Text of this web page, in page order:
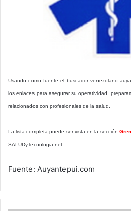
Usando como fuente el buscador venezolano
los enlaces para asegurar su operatividad,
relacionados con profesionales de la salud.
La lista completa puede ser vista en la sección
SALUDyTecnologia.net.
Fuente: Auyantepui.com